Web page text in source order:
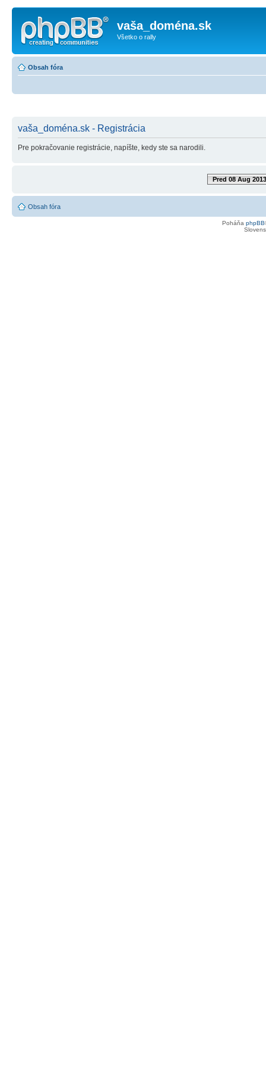
vaša_doména.sk
Všetko o rally
Obsah fóra
vaša_doména.sk - Registrácia
Pre pokračovanie registrácie, napíšte, kedy ste sa narodili.
Pred 08 Aug 2013
Obsah fóra
Poháňa phpBB